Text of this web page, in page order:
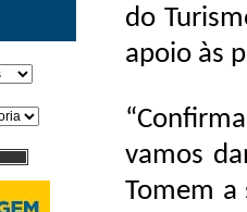
do
apoio às
vamos
Tomem a